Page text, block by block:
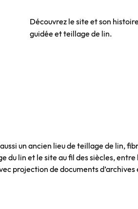
Découvrez le site et son
guidée et teillage de lin.
un ancien lieu de teillage de lin,
du lin et le site au fil des siècles, entre
projection de documents d’archives